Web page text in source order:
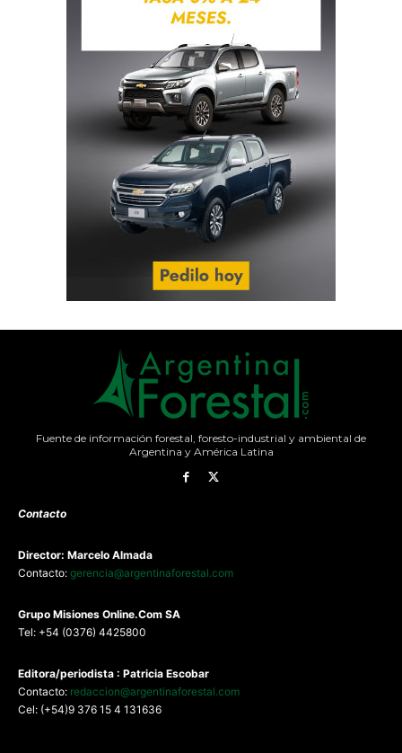
Fuente de información forestal, foresto-industrial y ambiental de
Argentina y América Latina
Contacto
Director: Marcelo Almada
Contacto: gerencia@argentinaforestal.com
Grupo Misiones Online.Com SA
Tel: +54 (0376) 4425800
Editora/periodista : Patricia Escobar
Contacto: redaccion@argentinaforestal.com
Cel: (+54)9 376 15 4 131636